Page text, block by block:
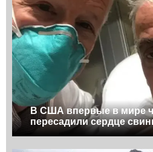
В США впервые в мире
пересадили сердце